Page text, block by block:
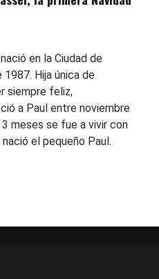
en la Ciudad de
Hija única de
siempre feliz,
a Paul entre noviembre
meses se fue a vivir con
el pequeño Paul.